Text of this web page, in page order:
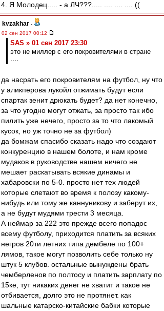
4. Я Молодец..... - а ЛЧ???..... .... .... .... ((
kvzakhar -
02 сен 2017 00:12
SAS » 01 сен 2017 23:30
это не миллер с его покровителями в стране
....
да насрать его покровителям на футбол, ну что
у аликперова лукойл отжимать будут если
спартак зенит дрюкать будет? да нет конечно,
за что угодно могут отжать, за просто так ибо
пилить уже нечего, просто за то что лакомый
кусок, но уж точно не за футбол)
да бомжам спасибо сказать надо что создают
конкуренцию в нашем болоте, и нам кроме
мудаков в руководстве нашем ничего не
мешает раскатывать всякие динамы и
хабаровски по 5-0. просто нет тех людей
которые слетают во время к полозу какому-
нибудь или тому же каннуникову и заберут их,
а не будут мудями трести 3 месяца.
А неймар за 222 это прежде всего попадос
всему футболу, приходится платить за всяких
негров 20ти летних типа дембеле по 100+
лямов, такое могут позволить себе только ну
штук 5 клубов. остальные вынуждены брать
чемберленов по полтосу и платить зарплату по
15ке, тут никаких денег не хватит и такое не
отбивается, долго это не протянет. как
шальные катарско-китайские бабки которые